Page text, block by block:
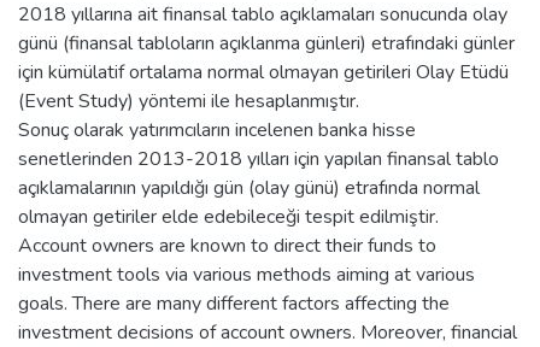
2018 yıllarına ait finansal tablo açıklamaları sonucunda olay
günü (finansal tabloların açıklanma günleri) etrafındaki günler
için kümülatif ortalama normal olmayan getirileri Olay Etüdü
(Event Study) yöntemi ile hesaplanmıştır.
Sonuç olarak yatırımcıların incelenen banka hisse
senetlerinden 2013-2018 yılları için yapılan finansal tablo
açıklamalarının yapıldığı gün (olay günü) etrafında normal
olmayan getiriler elde edebileceği tespit edilmiştir.
Account owners are known to direct their funds to
investment tools via various methods aiming at various
goals. There are many different factors affecting the
investment decisions of account owners. Moreover, financial